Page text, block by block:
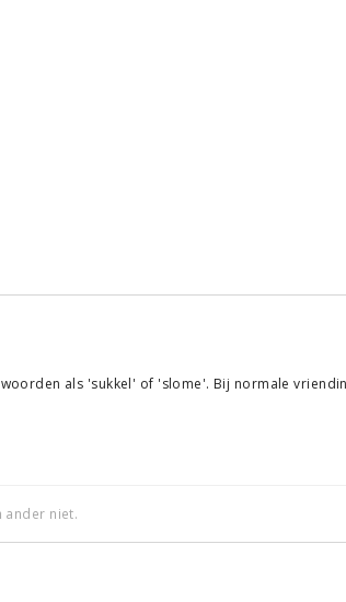
als 'sukkel' of 'slome'. Bij normale
ander niet.